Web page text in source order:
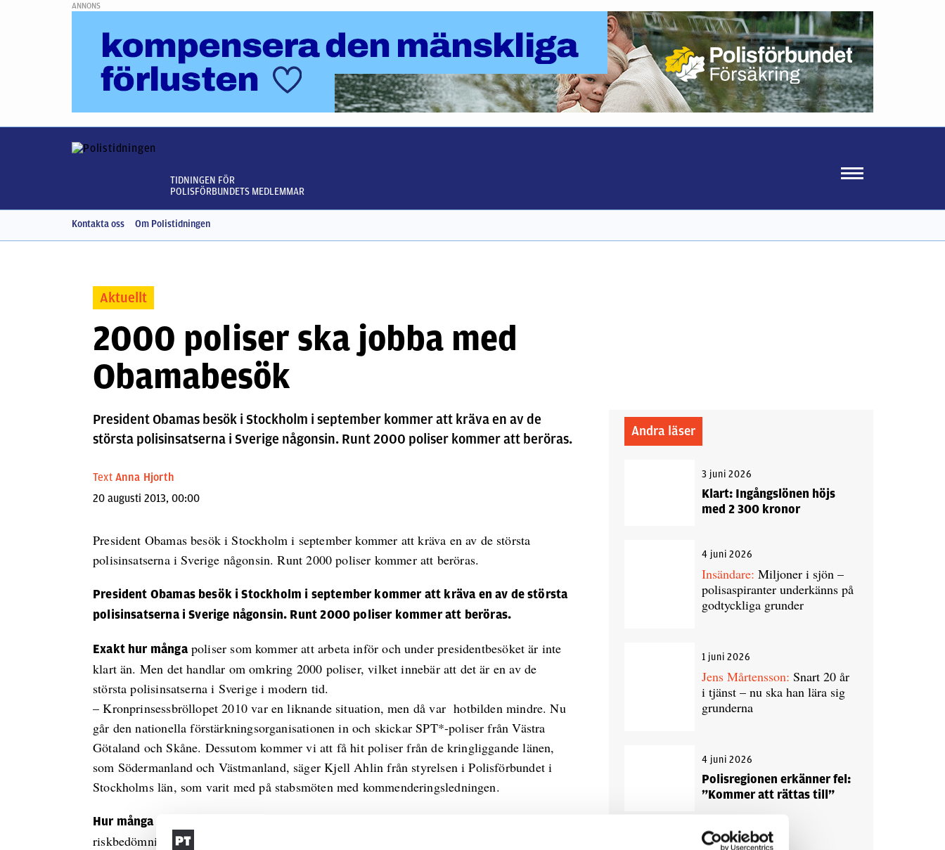
ANNONS
TIDNINGEN FÖR
POLISFÖRBUNDETS MEDLEMMAR
Kontakta oss Om Polistidningen
Aktuellt
2000 poliser ska jobba med
Obamabesök
President Obamas besök i Stockholm i september kommer att kräva en av de
största polisinsatserna i Sverige någonsin. Runt 2000 poliser kommer att beröras.
Text Anna Hjorth
20 augusti 2013, 00:00
President Obamas besök i Stockholm i september kommer att kräva en av de största
polisinsatserna i Sverige någonsin. Runt 2000 poliser kommer att beröras.
President Obamas besök i Stockholm i september kommer att kräva en av de största
polisinsatserna i Sverige någonsin. Runt 2000 poliser kommer att beröras.
Exakt hur mångapoliser som kommer att arbeta inför och under presidentbesöket är inte
klart än. Men det handlar om omkring 2000 poliser, vilket innebär att det är en av de
största polisinsatserna i Sverige i modern tid.
– Kronprinsessbröllopet 2010 var en liknande situation, men då var hotbilden mindre. Nu
går den nationella förstärkningsorganisationen in och skickar SPT*-poliser från Västra
Götaland och Skåne. Dessutom kommer vi att få hit poliser från de kringliggande länen,
som Södermanland och Västmanland, säger Kjell Ahlin från styrelsen i Polisförbundet i
Stockholms län, som varit med på stabsmöten med kommenderingsledningen.
Hur många poliser s
riskbedömningar som görs. Det är exempelvis inte klart hur många, eller vilka,
Andra läser
3 juni 2026
Klart: Ingångslönen höjs
med 2 300 kronor
4 juni 2026
Insändare: Miljoner i sjön –
polisaspiranter underkänns på
godtyckliga grunder
1 juni 2026
Jens Mårtensson: Snart 20 år
i tjänst – nu ska han lära sig
grunderna
4 juni 2026
Polisregionen erkänner fel:
”Kommer att rättas till”